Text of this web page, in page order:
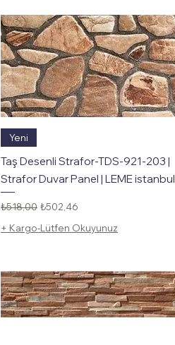
Yeni
Taş Desenli Strafor-TDS-921-203 |
Strafor Duvar Panel | LEME istanbul
Normal Fiyat
₺518,00 İndirimli Fiyat
₺502,46
+ Kargo-Lütfen Okuyunuz